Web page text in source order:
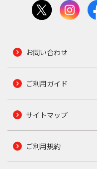
お問い合わせ
ご利用ガイド
サイトマップ
ご利用規約